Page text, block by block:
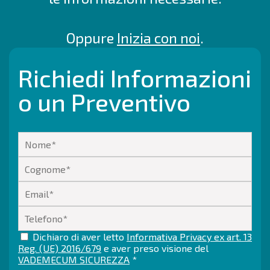
Oppure Inizia con noi.
Richiedi Informazioni
o un Preventivo
Dichiaro di aver letto Informativa Privacy ex art. 13
Reg. (UE) 2016/679 e aver preso visione del
VADEMECUM SICUREZZA *